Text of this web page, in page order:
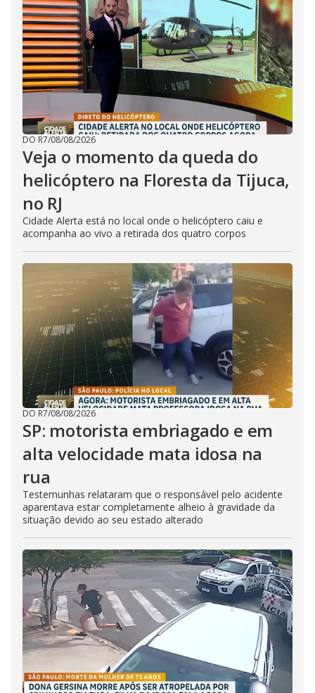
DO R7/08/08/2026
Veja o momento da queda do
helicóptero na Floresta da Tijuca,
no RJ
Cidade Alerta está no local onde o helicóptero caiu e
acompanha ao vivo a retirada dos quatro corpos
DO R7/08/08/2026
SP: motorista embriagado e em
alta velocidade mata idosa na
rua
Testemunhas relataram que o responsável pelo acidente
aparentava estar completamente alheio à gravidade da
situação devido ao seu estado alterado